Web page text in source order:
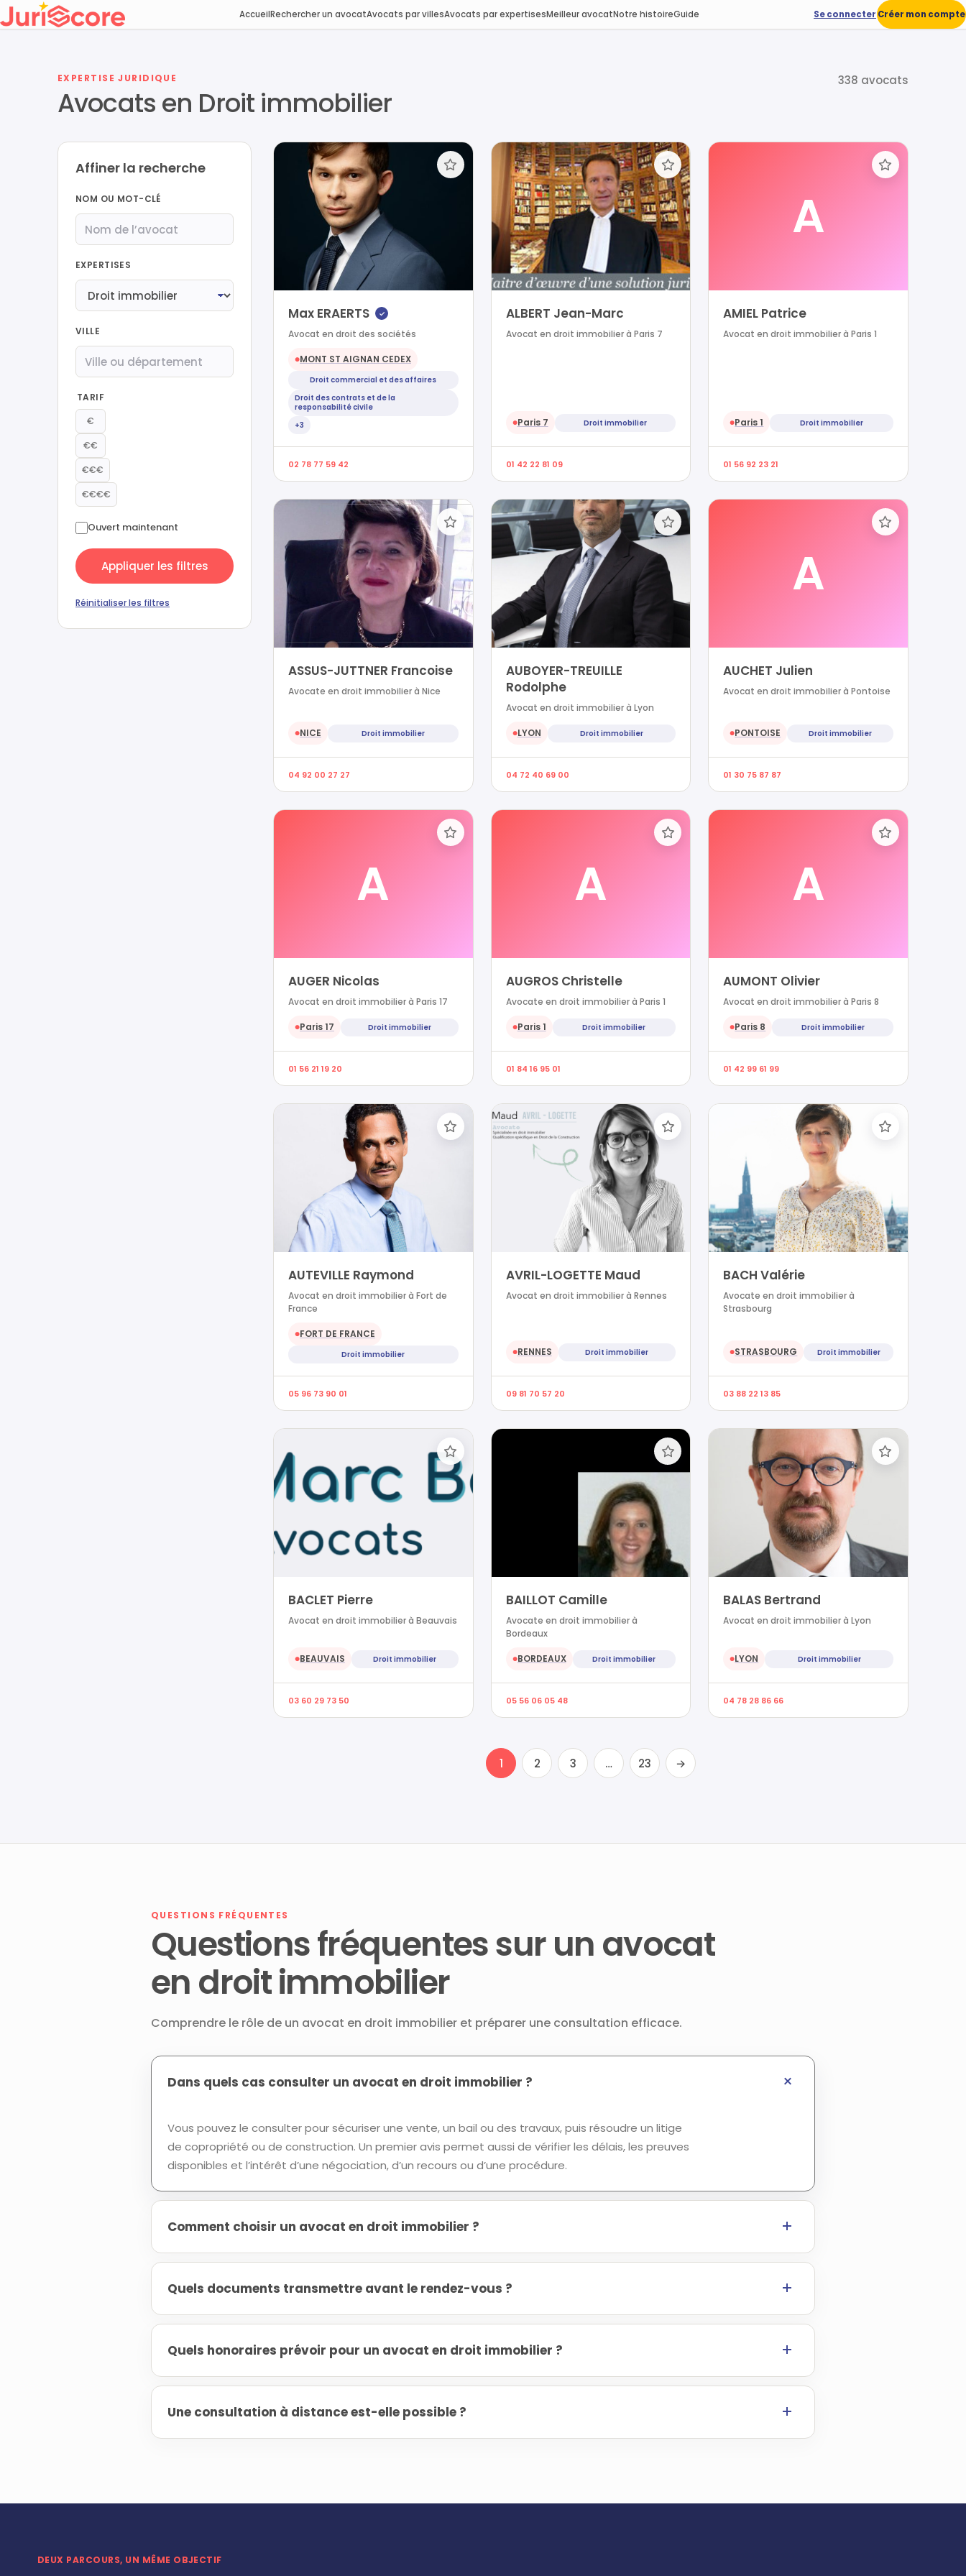
AccueilRechercher un avocatAvocats par villesAvocats par expertisesMeilleur avocatNotre histoireGuide Se connecter Créer mon compte
EXPERTISE JURIDIQUE
Avocats en Droit immobilier
338 avocats
Affiner la recherche
NOM OU MOT-CLÉ
EXPERTISES
VILLE
TARIF
€
€€
€€€
€€€€
Ouvert maintenant
Appliquer les filtres
Réinitialiser les filtres
Max ERAERTS ✓
Avocat en droit des sociétés
●MONT ST AIGNAN CEDEX
Droit commercial et des affaires
Droit des contrats et de la
responsabilité civile
+3
02 78 77 59 42
ALBERT Jean-Marc
Avocat en droit immobilier à Paris 7
●Paris 7 Droit immobilier
01 42 22 81 09
A
AMIEL Patrice
Avocat en droit immobilier à Paris 1
●Paris 1 Droit immobilier
01 56 92 23 21
ASSUS-JUTTNER Francoise
Avocate en droit immobilier à Nice
●NICE Droit immobilier
04 92 00 27 27
AUBOYER-TREUILLE
Rodolphe
Avocat en droit immobilier à Lyon
●LYON Droit immobilier
04 72 40 69 00
A
AUCHET Julien
Avocat en droit immobilier à Pontoise
●PONTOISE Droit immobilier
01 30 75 87 87
A
AUGER Nicolas
Avocat en droit immobilier à Paris 17
●Paris 17 Droit immobilier
01 56 21 19 20
A
AUGROS Christelle
Avocate en droit immobilier à Paris 1
●Paris 1 Droit immobilier
01 84 16 95 01
A
AUMONT Olivier
Avocat en droit immobilier à Paris 8
●Paris 8 Droit immobilier
01 42 99 61 99
AUTEVILLE Raymond
Avocat en droit immobilier à Fort de
France
●FORT DE FRANCE
Droit immobilier
05 96 73 90 01
AVRIL-LOGETTE Maud
Avocat en droit immobilier à Rennes
●RENNES Droit immobilier
09 81 70 57 20
BACH Valérie
Avocate en droit immobilier à
Strasbourg
●STRASBOURG Droit immobilier
03 88 22 13 85
BACLET Pierre
Avocat en droit immobilier à Beauvais
●BEAUVAIS Droit immobilier
03 60 29 73 50
BAILLOT Camille
Avocate en droit immobilier à
Bordeaux
●BORDEAUX Droit immobilier
05 56 06 05 48
BALAS Bertrand
Avocat en droit immobilier à Lyon
●LYON Droit immobilier
04 78 28 86 66
1 2 3 … 23 →
QUESTIONS FRÉQUENTES
Questions fréquentes sur un avocat
en droit immobilier
Comprendre le rôle de un avocat en droit immobilier et préparer une consultation efficace.
Dans quels cas consulter un avocat en droit immobilier ?
Vous pouvez le consulter pour sécuriser une vente, un bail ou des travaux, puis résoudre un litige
de copropriété ou de construction. Un premier avis permet aussi de vérifier les délais, les preuves
disponibles et l’intérêt d’une négociation, d’un recours ou d’une procédure.
Comment choisir un avocat en droit immobilier ?
Quels documents transmettre avant le rendez-vous ?
Quels honoraires prévoir pour un avocat en droit immobilier ?
Une consultation à distance est-elle possible ?
DEUX PARCOURS, UN MÊME OBJECTIF